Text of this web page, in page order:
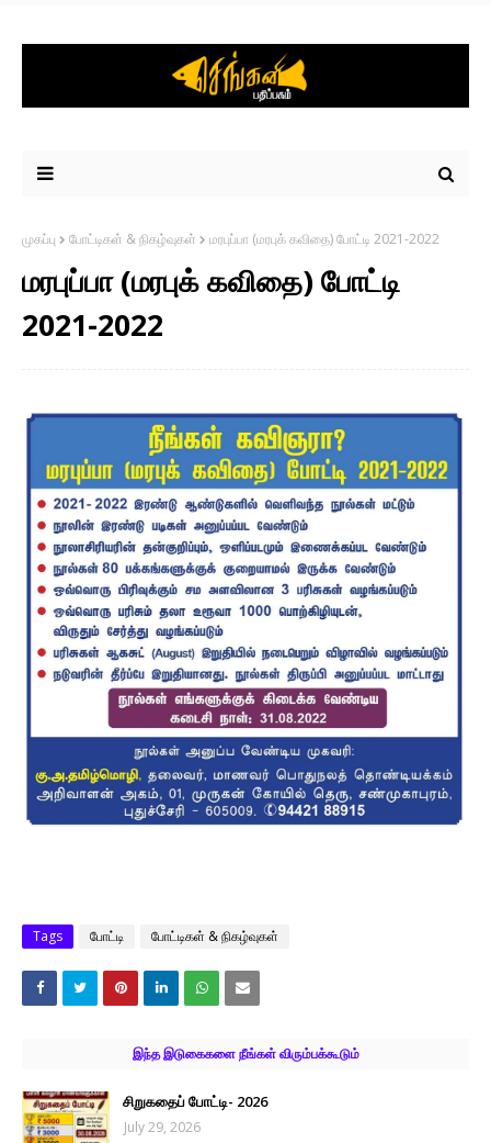
முகப்பு போட்டிகள் & நிகழ்வுகள் மரபுப்பா (மரபுக் கவிதை) போட்டி 2021-2022
மரபுப்பா (மரபுக் கவிதை) போட்டி
2021-2022
Tags போட்டி போட்டிகள் & நிகழ்வுகள்
இந்த இடுகைகளை நீங்கள் விரும்பக்கூடும்
சிறுகதைப் போட்டி- 2026
July 29, 2026